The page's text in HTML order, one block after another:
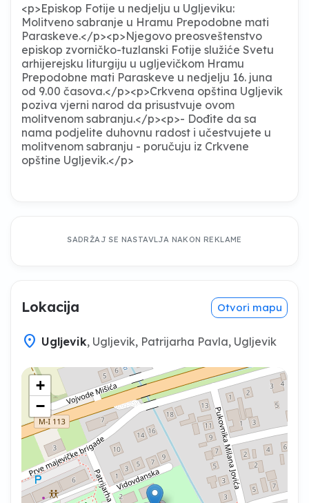
<p>Episkop Fotije u nedjelju u Ugljeviku:
Molitveno sabranje u Hramu Prepodobne mati
Paraskeve.</p><p>Njegovo preosveštenstvo
episkop zvorničko-tuzlanski Fotije služiće Svetu
arhijerejsku liturgiju u ugljevičkom Hramu
Prepodobne mati Paraskeve u nedjelju 16. juna
od 9.00 časova.</p><p>Crkvena opština Ugljevik
poziva vjerni narod da prisustvuje ovom
molitvenom sabranju.</p><p>- Dođite da sa
nama podjelite duhovnu radost i učestvujete u
molitvenom sabranju - poručuju iz Crkvene
opštine Ugljevik.</p>
SADRŽAJ SE NASTAVLJA NAKON REKLAME
Lokacija Otvori mapu
location_on Ugljevik, Ugljevik, Patrijarha Pavla, Ugljevik
+
−